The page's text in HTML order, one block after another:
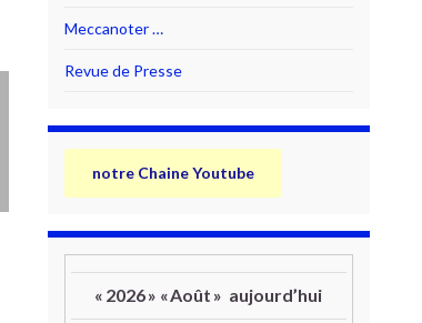
Meccanoter …
Revue de Presse
notre Chaine Youtube
« 2026» «Août » aujourd’hui